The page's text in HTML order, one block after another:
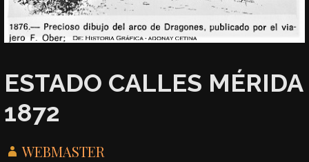
ESTADO CALLES MÉRIDA
1872
WEBMASTER